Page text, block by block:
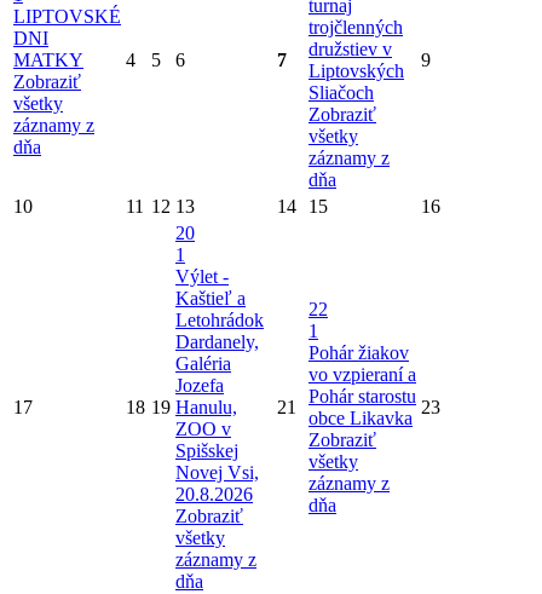
LIPTOVSKÉ
DNI
MATKY
Zobraziť
všetky
záznamy z
dňa
4 5 6 7
turnaj
trojčlenných
družstiev v
Liptovských
Sliačoch
Zobraziť
všetky
záznamy z
dňa
9
10 11 12 13 14 15 16
17 18 19
20
1
Výlet -
Kaštieľ a
Letohrádok
Dardanely,
Galéria
Jozefa
Hanulu,
ZOO v
Spišskej
Novej Vsi,
20.8.2026
Zobraziť
všetky
záznamy z
dňa
21
22
1
Pohár žiakov
vo vzpieraní a
Pohár starostu
obce Likavka
Zobraziť
všetky
záznamy z
dňa
23